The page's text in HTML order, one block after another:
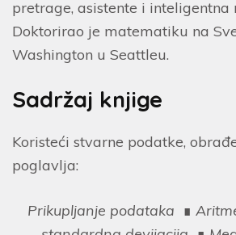
pretrage, asistente i inteligentna
Doktorirao je matematiku na
Washington u Seattleu.
Sadržaj knjige
Koristeći stvarne podatke,
poglavlja:
Prikupljanje podataka ∎